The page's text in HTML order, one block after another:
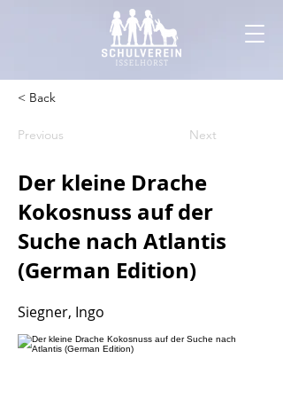
< Back
Previous Next
Der kleine Drache
Kokosnuss auf der
Suche nach Atlantis
(German Edition)
Siegner, Ingo